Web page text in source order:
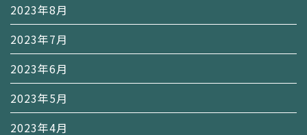
2023年8月
2023年7月
2023年6月
2023年5月
2023年4月